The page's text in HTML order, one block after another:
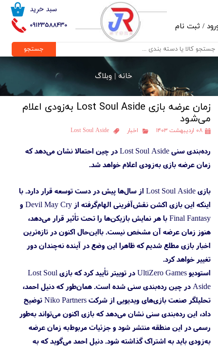
09123588430
۰ سبد خرید
/ ثبت نام
حساب کاربری من
تغییر گذر واژه
خروج از حساب کاربری
جستجو
خانه |وبلاگ
زمان عرضه بازی Lost Soul Aside به‌زودی اعلام
می‌شود
۰۸ اردیبهشت ۱۴۰۳ اخبار Lost Soul Aside
رده‌بندی سنی Lost Soul Aside در چین احتمالا نشان می‌دهد که
زمان عرضه بازی به‌زودی اعلام خواهد شد.
بازی Lost Soul Aside از سال‌ها پیش در دست توسعه قرار دارد. با
اینکه این بازی اکشن نقش‌آفرینی الهام‌گرفته از Devil May Cry و
Final Fantasy با هر نمایش بازیکن‌ها را تحت تأثیر قرار می‌دهد،
هنوز زمان عرضه آن مشخص نیست. بااین‌حال اکنون در تازه‌ترین
اخبار بازی مطلع شدیم که ظاهرا این وضع در آینده نه‌چندان دور
تغییر خواهد کرد.
استودیو UltiZero Games در توییتر تأیید کرد که بازی Lost Soul
Aside در چین رده‌بندی سنی شده است. همان‌طور که دنیل احمد،
تحلیلگر صنعت بازی‌های ویدیویی از شرکت Niko Partners توضیح
داد، این رده‌بندی سنی نشان می‌دهد که بازی اکنون می‌تواند به‌طور
رسمی در این منطقه منتشر شود و جزئیات مربوط‌به زمان عرضه
به‌زودی باید به اشتراک گذاشته شود. دنیل احمد می‌گوید که به